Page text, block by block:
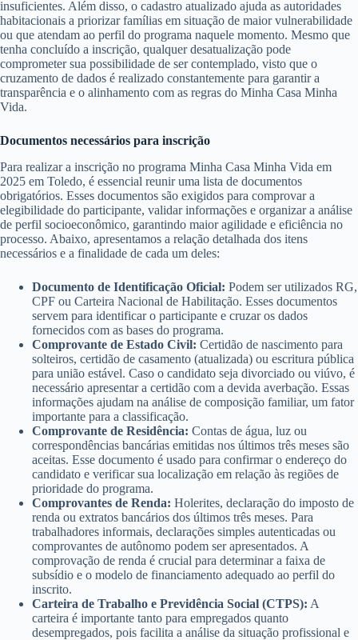
insuficientes. Além disso, o cadastro atualizado ajuda as autoridades
habitacionais a priorizar famílias em situação de maior vulnerabilidade
ou que atendam ao perfil do programa naquele momento. Mesmo que
tenha concluído a inscrição, qualquer desatualização pode
comprometer sua possibilidade de ser contemplado, visto que o
cruzamento de dados é realizado constantemente para garantir a
transparência e o alinhamento com as regras do Minha Casa Minha
Vida.
Documentos necessários para inscrição
Para realizar a inscrição no programa Minha Casa Minha Vida em
2025 em Toledo, é essencial reunir uma lista de documentos
obrigatórios. Esses documentos são exigidos para comprovar a
elegibilidade do participante, validar informações e organizar a análise
de perfil socioeconômico, garantindo maior agilidade e eficiência no
processo. Abaixo, apresentamos a relação detalhada dos itens
necessários e a finalidade de cada um deles:
Documento de Identificação Oficial: Podem ser utilizados RG,
CPF ou Carteira Nacional de Habilitação. Esses documentos
servem para identificar o participante e cruzar os dados
fornecidos com as bases do programa.
Comprovante de Estado Civil: Certidão de nascimento para
solteiros, certidão de casamento (atualizada) ou escritura pública
para união estável. Caso o candidato seja divorciado ou viúvo, é
necessário apresentar a certidão com a devida averbação. Essas
informações ajudam na análise de composição familiar, um fator
importante para a classificação.
Comprovante de Residência: Contas de água, luz ou
correspondências bancárias emitidas nos últimos três meses são
aceitas. Esse documento é usado para confirmar o endereço do
candidato e verificar sua localização em relação às regiões de
prioridade do programa.
Comprovantes de Renda: Holerites, declaração do imposto de
renda ou extratos bancários dos últimos três meses. Para
trabalhadores informais, declarações simples autenticadas ou
comprovantes de autônomo podem ser apresentados. A
comprovação de renda é crucial para determinar a faixa de
subsídio e o modelo de financiamento adequado ao perfil do
inscrito.
Carteira de Trabalho e Previdência Social (CTPS): A
carteira é importante tanto para empregados quanto
desempregados, pois facilita a análise da situação profissional e